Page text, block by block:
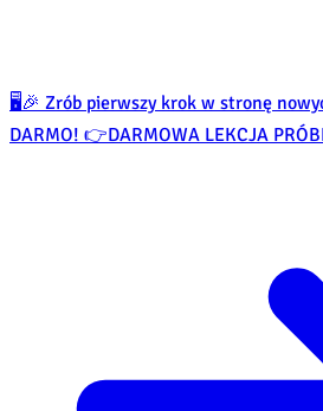
🖥️🎉 Zrób pierwszy krok w stronę
DARMO! 👉DARMOWA LEKCJA